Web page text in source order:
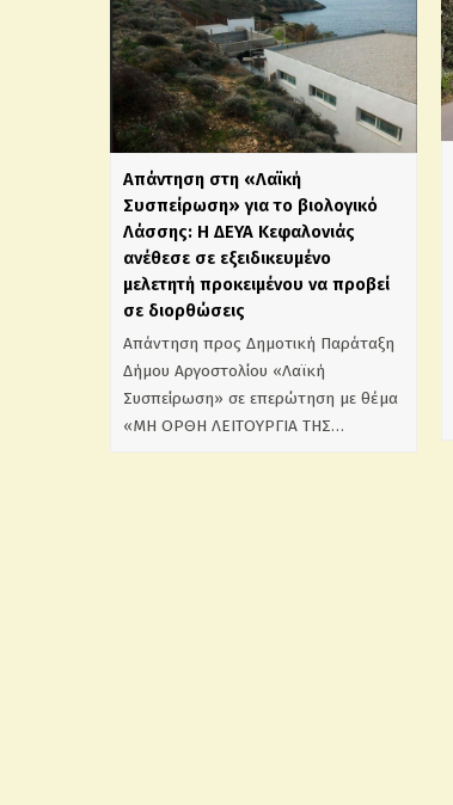
Απάντηση στη «Λαϊκή
Συσπείρωση» για το βιολογικό
Λάσσης: Η ΔΕΥΑ Κεφαλονιάς
ανέθεσε σε εξειδικευμένο
μελετητή προκειμένου να προβεί
σε διορθώσεις
Απάντηση προς Δημοτική Παράταξη
Δήμου Αργοστολίου «Λαϊκή
Συσπείρωση» σε επερώτηση με θέμα
«ΜΗ ΟΡΘΗ ΛΕΙΤΟΥΡΓΙΑ ΤΗΣ…